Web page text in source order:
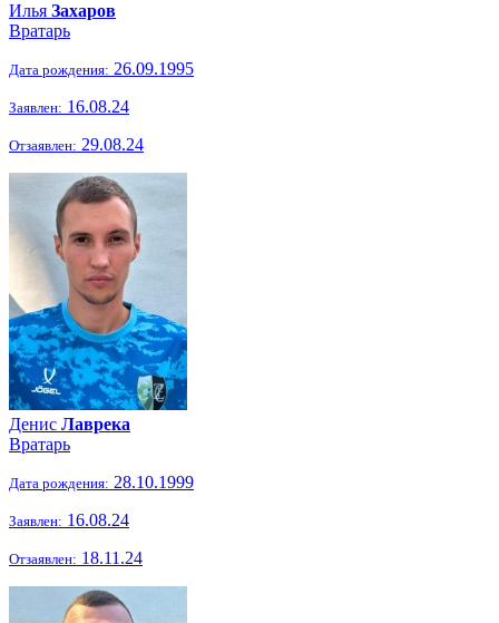
Илья Захаров
Вратарь
Дата рождения: 26.09.1995
Заявлен: 16.08.24
Отзаявлен: 29.08.24
Денис Лаврека
Вратарь
Дата рождения: 28.10.1999
Заявлен: 16.08.24
Отзаявлен: 18.11.24